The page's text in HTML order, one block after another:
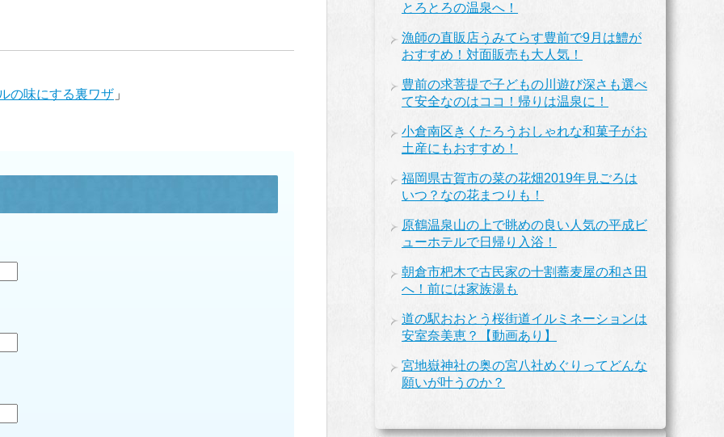
の味にする裏ワザ 」
とろとろの温泉へ！
漁師の直販店うみてらす豊前で9月は鱧が
おすすめ！対面販売も大人気！
豊前の求菩提で子どもの川遊び深さも選べ
て安全なのはココ！帰りは温泉に！
小倉南区きくたろうおしゃれな和菓子がお
土産にもおすすめ！
福岡県古賀市の菜の花畑2019年見ごろは
いつ？なの花まつりも！
原鶴温泉山の上で眺めの良い人気の平成ビ
ューホテルで日帰り入浴！
朝倉市杷木で古民家の十割蕎麦屋の和さ田
へ！前には家族湯も
道の駅おおとう桜街道イルミネーションは
安室奈美恵？【動画あり】
宮地嶽神社の奥の宮八社めぐりってどんな
願いが叶うのか？